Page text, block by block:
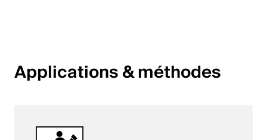
English
Applications & méthodes